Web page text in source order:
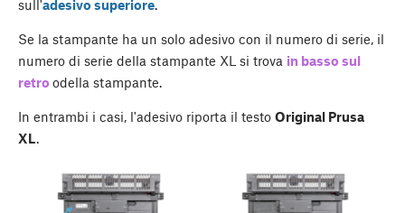
sull'adesivo superiore.
Se la stampante ha un solo adesivo con il numero di serie, il
numero di serie della stampante XL si trova in basso sul
retro odella stampante.
In entrambi i casi, l'adesivo riporta il testo Original Prusa
XL.